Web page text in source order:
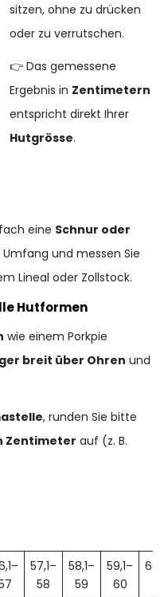
sitzen, ohne zu drücken
oder zu verrutschen.
👉 Das gemessene
Ergebnis in Zentimetern
entspricht direkt Ihrer
Hutgrösse.
eine Schnur oder
und messen Sie
Lineal oder Zollstock.
Hutformen
wie einem Porkpie
breit über Ohren und
, runden Sie bitte
Zentimeter auf (z. B.
57,1–
58
58,1–
59
59,1–
60